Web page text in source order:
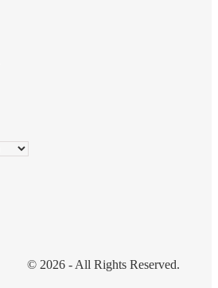
© 2026 - All Rights Reserved.